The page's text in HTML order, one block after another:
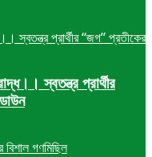
স্বতন্ত্র প্রার্থীর